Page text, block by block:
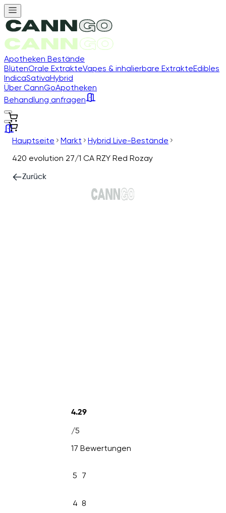
Apotheken Bestände
BlütenOrale ExtrakteVapes & inhalierbare ExtrakteEdibles
IndicaSativaHybrid
Über CannGoApotheken
Behandlung anfragen
Hauptseite Markt
Hybrid Live-Bestände
420 evolution 27/1 CA RZY Red Rozay
Zurück
4.29
/5
17 Bewertungen
5 7
4 8